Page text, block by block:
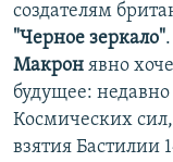
создателям
"Черное зеркало"
Макрон явно
будущее:
Космических
взятия Бастилии